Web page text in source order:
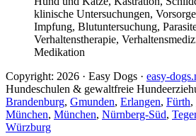
klinische Untersuchungen,
Impfung, Blutuntersuchung,
Verhaltenstherapie,
Medikation
Copyright: 2026 · Easy Dogs · easy-
Hundeschulen & gewaltfreie
Brandenburg, Gmunden, Erlangen, Fürth,
München, München, Nürnberg-Süd,
Würzburg